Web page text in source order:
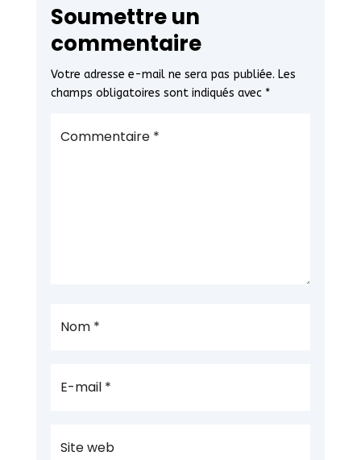
Soumettre un
commentaire
Votre adresse e-mail ne sera pas publiée. Les
champs obligatoires sont indiqués avec *